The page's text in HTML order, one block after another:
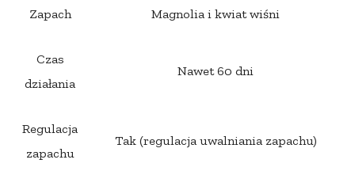
Zapach Magnolia i kwiat wiśni
Czas
działania
Nawet 60 dni
Regulacja
zapachu
Tak (regulacja uwalniania zapachu)